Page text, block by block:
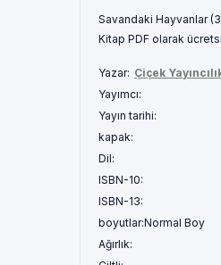
Savandaki Hayvanlar
Kitap PDF olarak
Yazar: Çiçek
Yayımcı:
Yayın tarihi:
kapak:
Dil:
ISBN-10:
ISBN-13:
boyutlar:Normal Boy
Ağırlık: